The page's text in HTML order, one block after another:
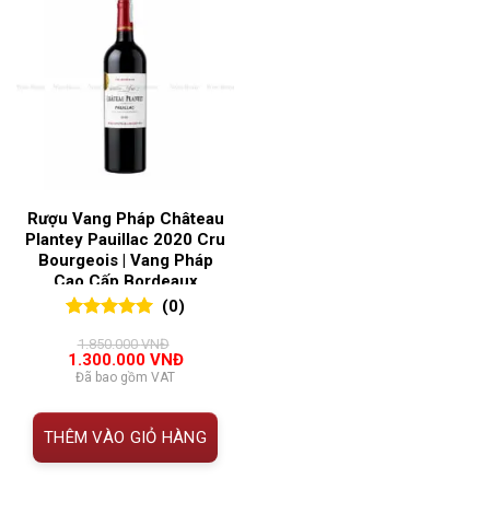
Rượu Vang Pháp Château
Plantey Pauillac 2020 Cru
Bourgeois | Vang Pháp
Cao Cấp Bordeaux
đánh giá
(0)
1.850.000VNĐ
Giá
gốc
1.850.000 VNĐ.
1.300.000 VNĐGiá
là:
1.300.000 VNĐ.
Đã bao gồm VAT
THÊM VÀO GIỎ HÀNG